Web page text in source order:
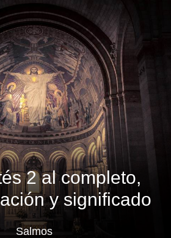
2 al completo,
y significado
Salmos